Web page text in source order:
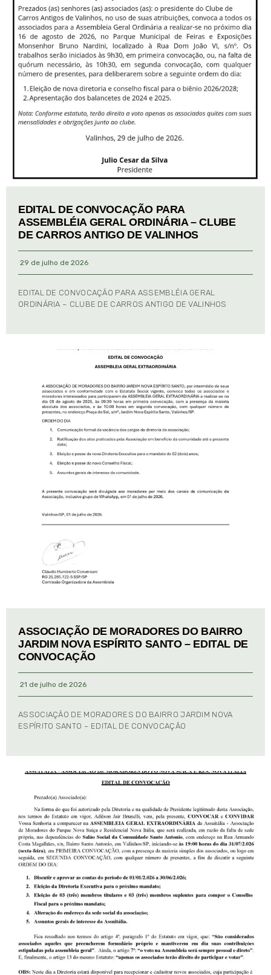
EDITAL DE CONVOCAÇÃO PARA
ASSEMBLÉIA GERAL ORDINÁRIA – CLUBE
DE CARROS ANTIGO DE VALINHOS
29 de julho de 2026
EDITAL DE CONVOCAÇÃO PARA ASSEMBLÉIA GERAL
ORDINÁRIA – CLUBE DE CARROS ANTIGO DE VALINHOS
ASSOCIAÇÃO DE MORADORES DO BAIRRO
JARDIM NOVA ESPÍRITO SANTO – EDITAL DE
CONVOCAÇÃO
21 de julho de 2026
ASSOCIAÇÃO DE MORADORES DO BAIRRO JARDIM NOVA
ESPÍRITO SANTO – EDITAL DE CONVOCAÇÃO